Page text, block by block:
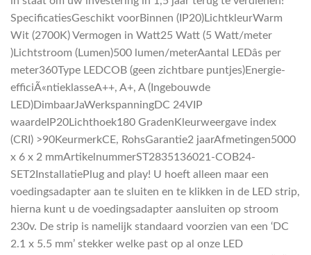
SpecificatiesGeschikt voorBinnen (IP20)LichtkleurWarm
Wit (2700K) Vermogen in Watt25 Watt (5 Watt/meter
)Lichtstroom (Lumen)500 lumen/meterAantal LEDâs per
meter360Type LEDCOB (geen zichtbare puntjes)Energie-
efficiÃ«ntieklasseA++, A+, A (Ingebouwde
LED)DimbaarJaWerkspanningDC 24VIP
waardeIP20Lichthoek180 GradenKleurweergave index
(CRI) >90KeurmerkCE, RohsGarantie2 jaarAfmetingen5000
x 6 x 2 mmArtikelnummerST2835136021-COB24-
SET2InstallatiePlug and play! U hoeft alleen maar een
voedingsadapter aan te sluiten en te klikken in de LED strip,
hierna kunt u de voedingsadapter aansluiten op stroom
230v. De strip is namelijk standaard voorzien van een ‘DC
2.1 x 5.5 mm’ stekker welke past op al onze LED